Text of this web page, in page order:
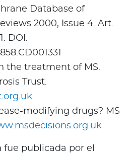
Database of
2000, Issue 4. Art.
DOI:
the treatment of MS.
Trust.
modifying drugs? MS
fue publicada por el